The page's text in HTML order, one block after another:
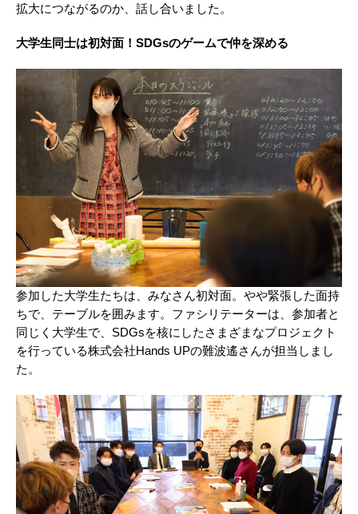
拡大につながるのか、話し合いました。
大学生同士は初対面！SDGsのゲームで仲を深める
参加した大学生たちは、みなさん初対面。やや緊張した面持
ちで、テーブルを囲みます。ファシリテーターは、参加者と
同じく大学生で、SDGsを核にしたさまざまなプロジェクト
を行っている株式会社Hands UPの難波遙さんが担当しまし
た。